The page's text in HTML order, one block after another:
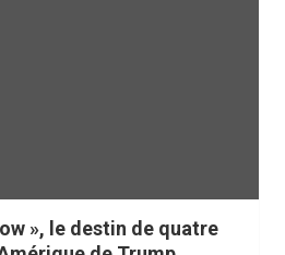
», le destin de quatre